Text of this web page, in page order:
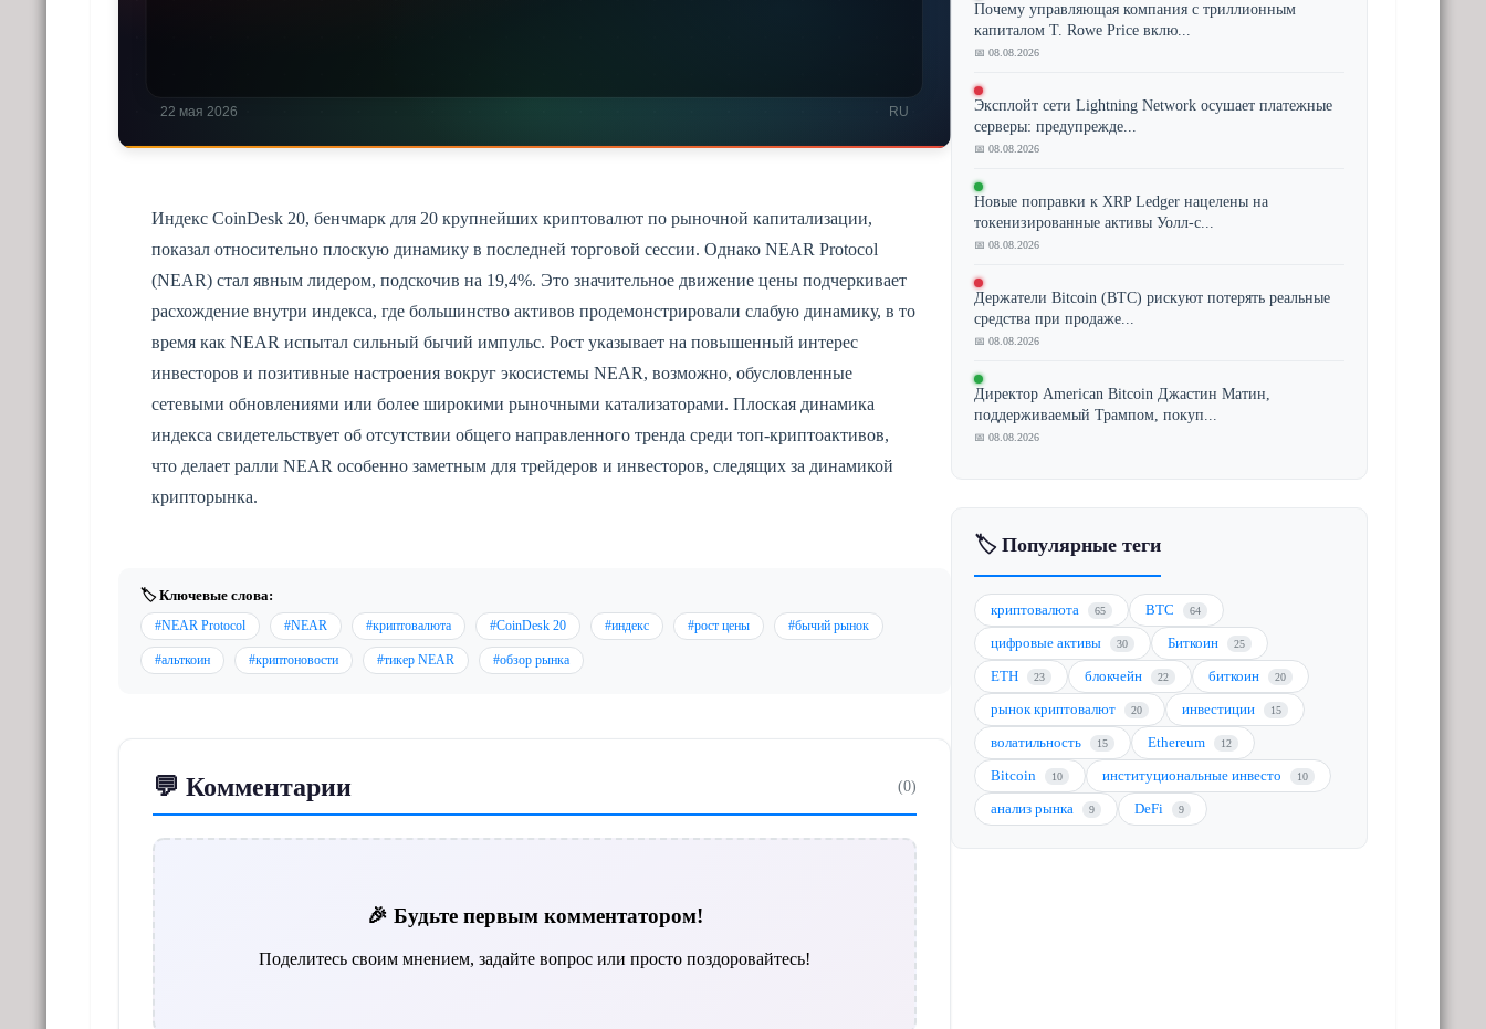
Индекс CoinDesk 20, бенчмарк для 20 крупнейших криптовалют по рыночной капитализации,
показал относительно плоскую динамику в последней торговой сессии. Однако NEAR Protocol
(NEAR) стал явным лидером, подскочив на 19,4%. Это значительное движение цены подчеркивает
расхождение внутри индекса, где большинство активов продемонстрировали слабую динамику, в то
время как NEAR испытал сильный бычий импульс. Рост указывает на повышенный интерес
инвесторов и позитивные настроения вокруг экосистемы NEAR, возможно, обусловленные
сетевыми обновлениями или более широкими рыночными катализаторами. Плоская динамика
индекса свидетельствует об отсутствии общего направленного тренда среди топ-криптоактивов,
что делает ралли NEAR особенно заметным для трейдеров и инвесторов, следящих за динамикой
крипторынка.
🏷️ Ключевые слова:
#NEAR Protocol #NEAR #криптовалюта #CoinDesk 20 #индекс #рост цены #бычий рынок
#альткоин #криптоновости #тикер NEAR #обзор рынка
💬 Комментарии (0)
🎉 Будьте первым комментатором!
Поделитесь своим мнением, задайте вопрос или просто поздоровайтесь!
Почему управляющая компания с триллионным
капиталом T. Rowe Price вклю...
📅 08.08.2026
Эксплойт сети Lightning Network осушает платежные
серверы: предупрежде...
📅 08.08.2026
Новые поправки к XRP Ledger нацелены на
токенизированные активы Уолл-с...
📅 08.08.2026
Держатели Bitcoin (BTC) рискуют потерять реальные
средства при продаже...
📅 08.08.2026
Директор American Bitcoin Джастин Матин,
поддерживаемый Трампом, покуп...
📅 08.08.2026
🏷️ Популярные теги
криптовалюта 65 BTC 64
цифровые активы 30 Биткоин 25
ETH 23 блокчейн 22 биткоин 20
рынок криптовалют 20 инвестиции 15
волатильность 15 Ethereum 12
Bitcoin 10 институциональные инвесто 10
анализ рынка 9 DeFi 9